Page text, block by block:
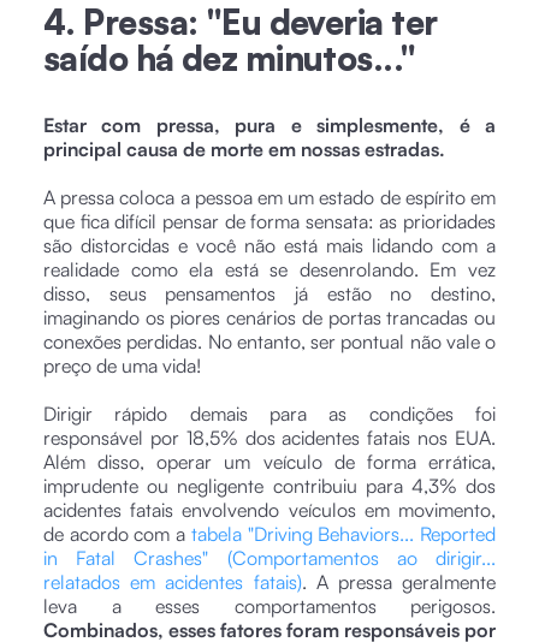
4. Pressa: "Eu deveria ter
saído há dez minutos..."
Estar com pressa, pura e simplesmente, é a
principal causa de morte em nossas estradas.
A pressa coloca a pessoa em um estado de espírito em
que fica difícil pensar de forma sensata: as prioridades
são distorcidas e você não está mais lidando com a
realidade como ela está se desenrolando. Em vez
disso, seus pensamentos já estão no destino,
imaginando os piores cenários de portas trancadas ou
conexões perdidas. No entanto, ser pontual não vale o
preço de uma vida!
Dirigir rápido demais para as condições foi
responsável por 18,5% dos acidentes fatais nos EUA.
Além disso, operar um veículo de forma errática,
imprudente ou negligente contribuiu para 4,3% dos
acidentes fatais envolvendo veículos em movimento,
de acordo com a tabela "Driving Behaviors... Reported
in Fatal Crashes" (Comportamentos ao dirigir...
relatados em acidentes fatais). A pressa geralmente
leva a esses comportamentos perigosos.
Combinados, esses fatores foram responsáveis por